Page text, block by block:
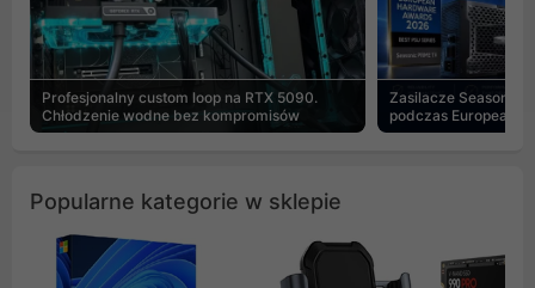
Profesjonalny custom loop na RTX 5090.
Chłodzenie wodne bez kompromisów
Zasilacze Seasonic
podczas European
Popularne kategorie w sklepie